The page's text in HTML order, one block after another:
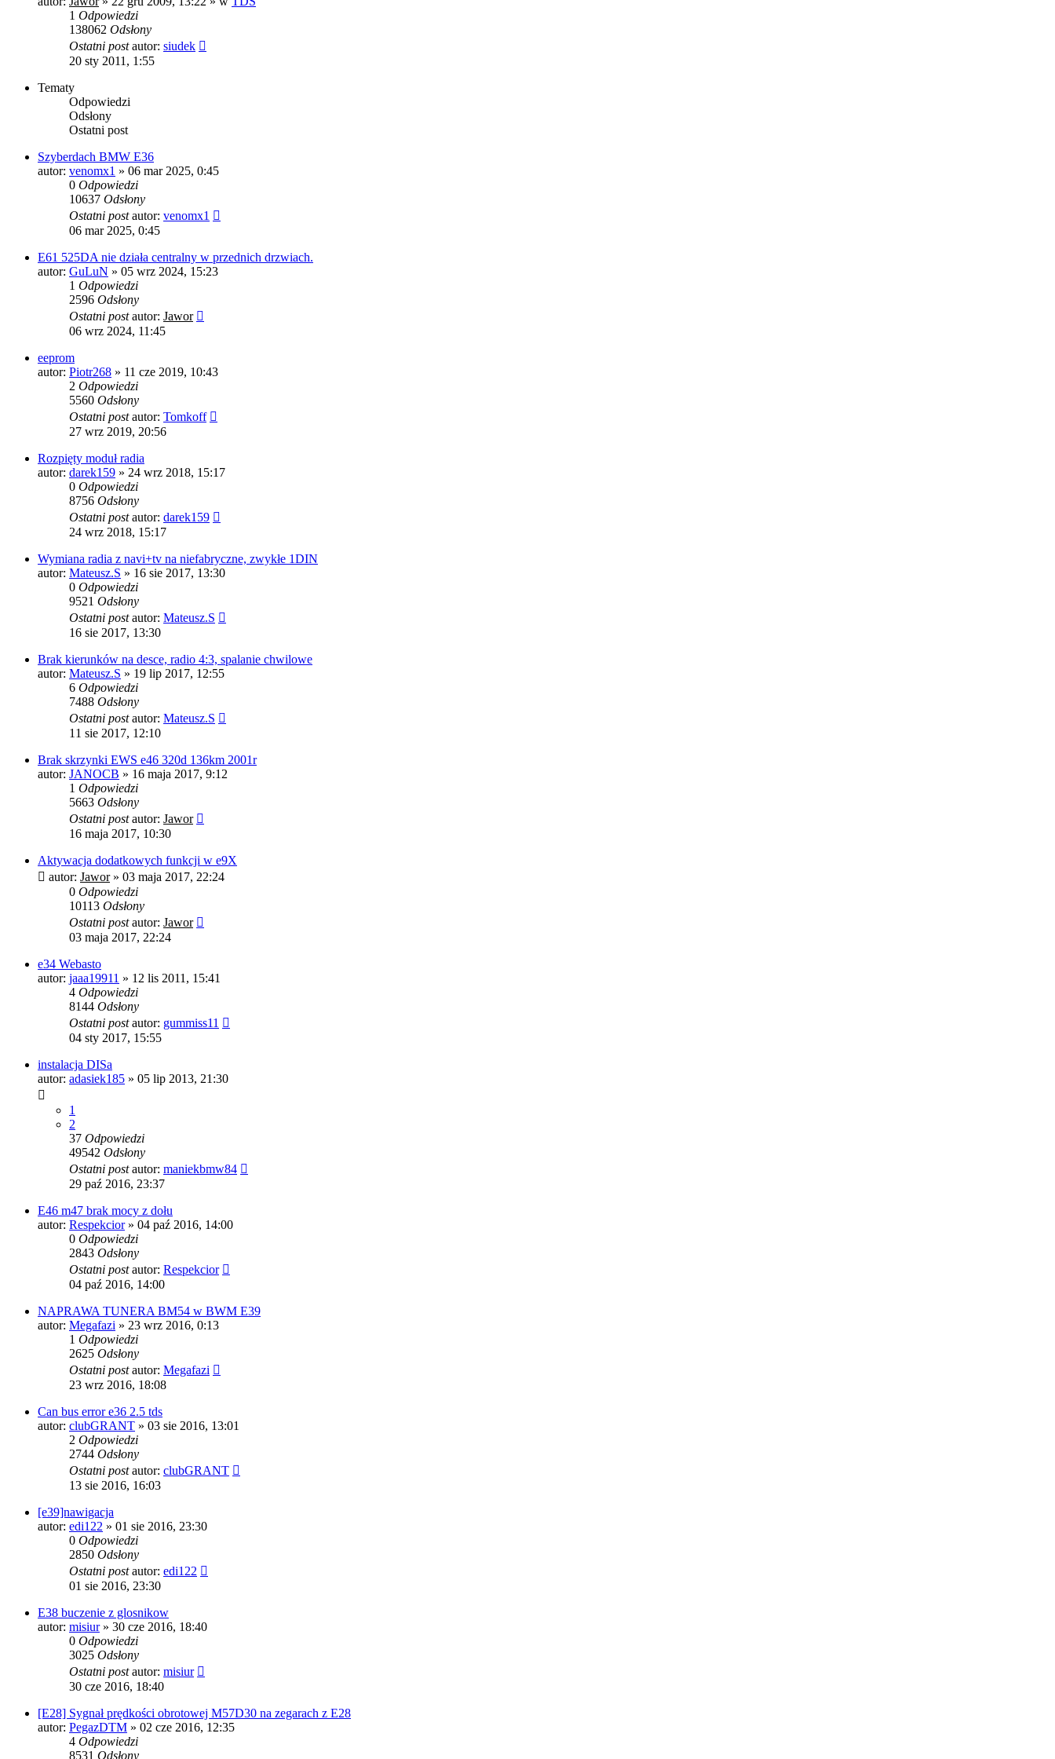
1 Odpowiedzi
138062 Odsłony
Ostatni postautor: siudek
20 sty 2011, 1:55
Tematy
Odpowiedzi
Odsłony
Ostatni post
Szyberdach BMW E36
autor: venomx1 » 06 mar 2025, 0:45
0 Odpowiedzi
10637 Odsłony
Ostatni postautor: venomx1
06 mar 2025, 0:45
E61 525DA nie działa centralny w przednich drzwiach.
autor: GuLuN » 05 wrz 2024, 15:23
1 Odpowiedzi
2596 Odsłony
Ostatni postautor: Jawor
06 wrz 2024, 11:45
eeprom
autor: Piotr268 » 11 cze 2019, 10:43
2 Odpowiedzi
5560 Odsłony
Ostatni postautor: Tomkoff
27 wrz 2019, 20:56
Rozpięty moduł radia
autor: darek159 » 24 wrz 2018, 15:17
0 Odpowiedzi
8756 Odsłony
Ostatni postautor: darek159
24 wrz 2018, 15:17
Wymiana radia z navi+tv na niefabryczne, zwykłe 1DIN
autor: Mateusz.S » 16 sie 2017, 13:30
0 Odpowiedzi
9521 Odsłony
Ostatni postautor: Mateusz.S
16 sie 2017, 13:30
Brak kierunków na desce, radio 4:3, spalanie chwilowe
autor: Mateusz.S » 19 lip 2017, 12:55
6 Odpowiedzi
7488 Odsłony
Ostatni postautor: Mateusz.S
11 sie 2017, 12:10
Brak skrzynki EWS e46 320d 136km 2001r
autor: JANOCB » 16 maja 2017, 9:12
1 Odpowiedzi
5663 Odsłony
Ostatni postautor: Jawor
16 maja 2017, 10:30
Aktywacja dodatkowych funkcji w e9X
autor: Jawor» 03 maja 2017, 22:24
0 Odpowiedzi
10113 Odsłony
Ostatni postautor: Jawor
03 maja 2017, 22:24
e34 Webasto
autor: jaaa19911 » 12 lis 2011, 15:41
4 Odpowiedzi
8144 Odsłony
Ostatni postautor: gummiss11
04 sty 2017, 15:55
instalacja DISa
autor: adasiek185 » 05 lip 2013, 21:30
1
2
37 Odpowiedzi
49542 Odsłony
Ostatni postautor: maniekbmw84
29 paź 2016, 23:37
E46 m47 brak mocy z dołu
autor: Respekcior» 04 paź 2016, 14:00
0 Odpowiedzi
2843 Odsłony
Ostatni postautor: Respekcior
04 paź 2016, 14:00
NAPRAWA TUNERA BM54 w BWM E39
autor: Megafazi » 23 wrz 2016, 0:13
1 Odpowiedzi
2625 Odsłony
Ostatni postautor: Megafazi
23 wrz 2016, 18:08
Can bus error e36 2.5 tds
autor: clubGRANT » 03 sie 2016, 13:01
2 Odpowiedzi
2744 Odsłony
Ostatni postautor: clubGRANT
13 sie 2016, 16:03
[e39]nawigacja
autor: edi122 » 01 sie 2016, 23:30
0 Odpowiedzi
2850 Odsłony
Ostatni postautor: edi122
01 sie 2016, 23:30
E38 buczenie z glosnikow
autor: misiur» 30 cze 2016, 18:40
0 Odpowiedzi
3025 Odsłony
Ostatni postautor: misiur
30 cze 2016, 18:40
[E28] Sygnał prędkości obrotowej M57D30 na zegarach z E28
autor: PegazDTM » 02 cze 2016, 12:35
4 Odpowiedzi
8531 Odsłony